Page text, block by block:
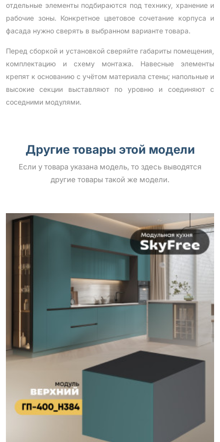
отдельные элементы подбираются под технику, хранение и
рабочие зоны. Конкретное цветовое сочетание корпуса и
фасада нужно сверять в выбранном варианте товара.
Перед сборкой и установкой сверяйте габариты помещения,
комплектацию и схему монтажа. Навесные элементы
крепят к основанию с учётом материала стены; напольные и
высокие секции выставляют по уровню и соединяют с
соседними модулями.
Другие товары этой модели
Если у товара указана модель, то здесь выводятся
другие товары такой же модели.